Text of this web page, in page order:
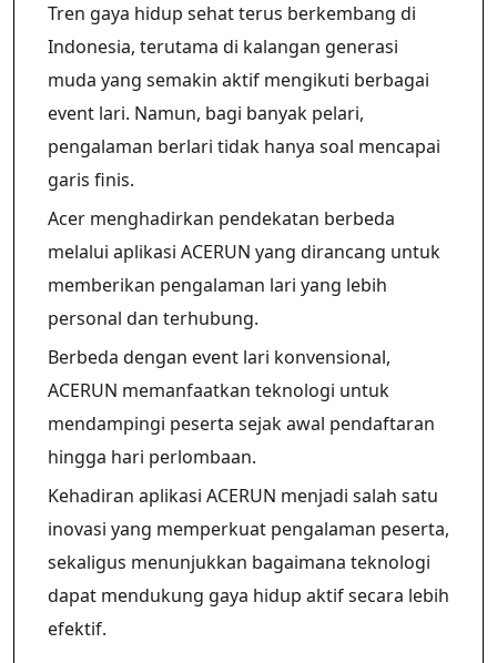
Tren gaya hidup sehat terus berkembang di
Indonesia, terutama di kalangan generasi
muda yang semakin aktif mengikuti berbagai
event lari. Namun, bagi banyak pelari,
pengalaman berlari tidak hanya soal mencapai
garis finis.
Acer menghadirkan pendekatan berbeda
melalui aplikasi ACERUN yang dirancang untuk
memberikan pengalaman lari yang lebih
personal dan terhubung.
Berbeda dengan event lari konvensional,
ACERUN memanfaatkan teknologi untuk
mendampingi peserta sejak awal pendaftaran
hingga hari perlombaan.
Kehadiran aplikasi ACERUN menjadi salah satu
inovasi yang memperkuat pengalaman peserta,
sekaligus menunjukkan bagaimana teknologi
dapat mendukung gaya hidup aktif secara lebih
efektif.